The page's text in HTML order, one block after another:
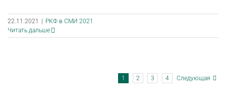
22.11.2021 | РКФ в СМИ 2021
Читать дальше
1 2 3 4 Следующая